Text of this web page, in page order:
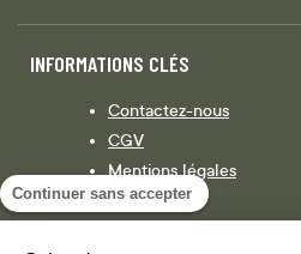
Continuer sans accepter
INFORMATIONS CLÉS
Contactez-nous
CGV
Mentions légales
Législation